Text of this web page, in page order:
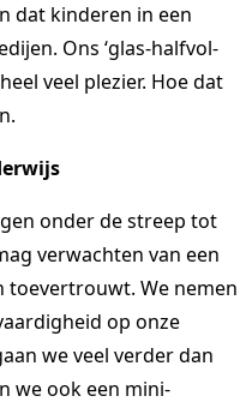
dat kinderen in een
Ons ‘glas-halfvol-
veel plezier. Hoe dat
onder de streep tot
verwachten van een
toevertrouwt. We nemen
op onze
we veel verder dan
we ook een mini-